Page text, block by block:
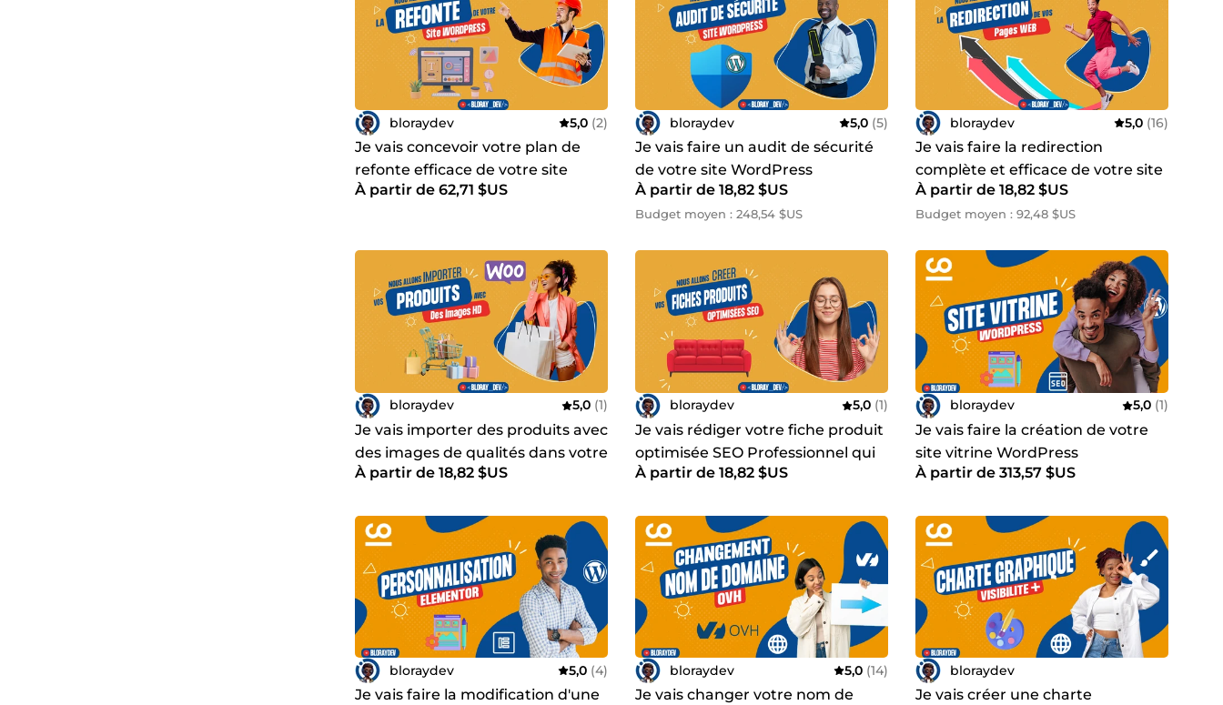
bloraydev 5,0 (2)
Je vais concevoir votre plan de
refonte efficace de votre site
WordPress
À partir de 62,71 $US
bloraydev 5,0 (5)
Je vais faire un audit de sécurité
de votre site WordPress
À partir de 18,82 $US
Budget moyen : 248,54 $US
bloraydev 5,0 (16)
Je vais faire la redirection
complète et efficace de votre site
web après migration
À partir de 18,82 $US
Budget moyen : 92,48 $US
bloraydev 5,0 (1)
Je vais importer des produits avec
des images de qualités dans votre
boutique WooCommerce
À partir de 18,82 $US
bloraydev 5,0 (1)
Je vais rédiger votre fiche produit
optimisée SEO Professionnel qui
vend
À partir de 18,82 $US
bloraydev 5,0 (1)
Je vais faire la création de votre
site vitrine WordPress
Professionnel
À partir de 313,57 $US
bloraydev 5,0 (4)
Je vais faire la modification d'une
bloraydev 5,0 (14)
Je vais changer votre nom de
bloraydev
Je vais créer une charte